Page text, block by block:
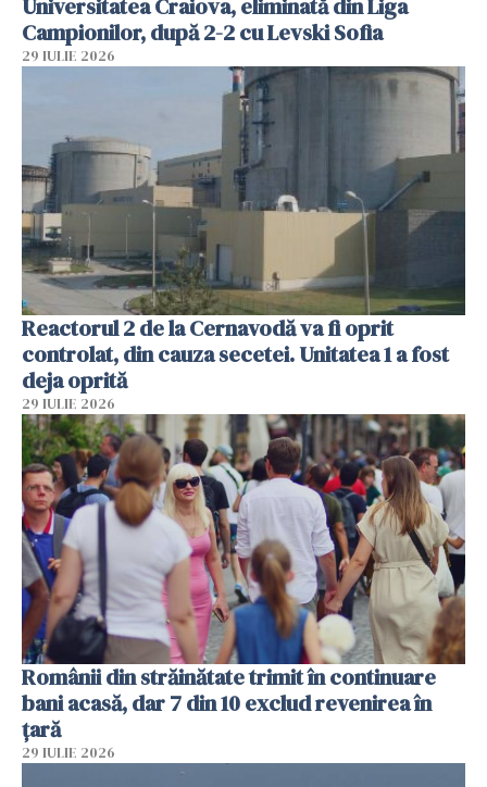
Campionilor, după 2-2 cu Levski Sofia
29 IULIE 2026
Reactorul 2 de la Cernavodă va fi oprit
controlat, din cauza secetei. Unitatea 1 a fost
deja oprită
29 IULIE 2026
Românii din străinătate trimit în continuare
bani acasă, dar 7 din 10 exclud revenirea în
țară
29 IULIE 2026